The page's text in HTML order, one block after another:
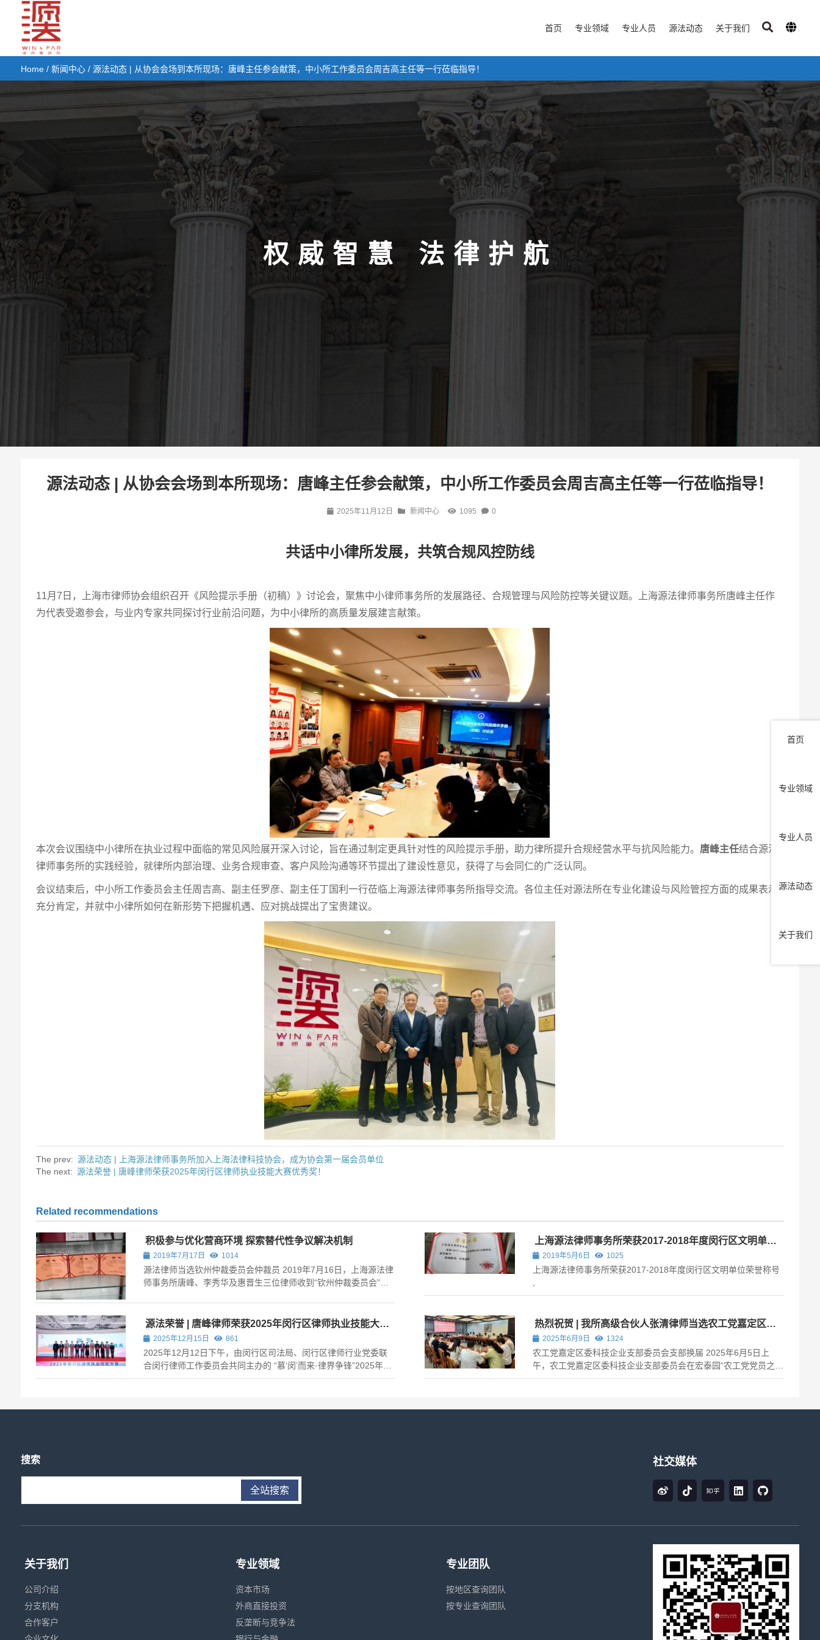
首页 专业领域 专业人员 源法动态 关于我们
Home/ 新闻中心/ 源法动态 | 从协会会场到本所现场：唐峰主任参会献策，中小所工作委员会周吉高主任等一行莅临指导！
权威智慧 法律护航
源法动态 | 从协会会场到本所现场：唐峰主任参会献策，中小所工作委员会周吉高主任等一行莅临指导！
2025年11月12日 新闻中心 1095 0
共话中小律所发展，共筑合规风控防线
11月7日，上海市律师协会组织召开《风险提示手册（初稿）》讨论会，聚焦中小律师事务所的发展路径、合规管理与风险防控等关键议题。上海源法律师事务所唐峰主任作
为代表受邀参会，与业内专家共同探讨行业前沿问题，为中小律所的高质量发展建言献策。
本次会议围绕中小律所在执业过程中面临的常见风险展开深入讨论，旨在通过制定更具针对性的风险提示手册，助力律所提升合规经营水平与抗风险能力。 唐峰主任结合源法
律师事务所的实践经验，就律所内部治理、业务合规审查、客户风险沟通等环节提出了建设性意见，获得了与会同仁的广泛认同。
会议结束后，中小所工作委员会主任周吉高、副主任罗彦、副主任丁国利一行莅临上海源法律师事务所指导交流。各位主任对源法所在专业化建设与风险管控方面的成果表示
充分肯定，并就中小律所如何在新形势下把握机遇、应对挑战提出了宝贵建议。
The prev: 源法动态 | 上海源法律师事务所加入上海法律科技协会，成为协会第一届会员单位
The next: 源法荣誉 | 唐峰律师荣获2025年闵行区律师执业技能大赛优秀奖！
Related recommendations
积极参与优化营商环境 探索替代性争议解决机制
2019年7月17日 1014
源法律师当选钦州仲裁委员会仲裁员 2019年7月16日，上海源法律
师事务所唐峰、李秀华及惠晋生三位律师收到“钦州仲裁委员会”的
记...
上海源法律师事务所荣获2017-2018年度闵行区文明单位
荣誉称号
2019年5月6日 1025
上海源法律师事务所荣获2017-2018年度闵行区文明单位荣誉称号
源法荣誉 | 唐峰律师荣获2025年闵行区律师执业技能大赛
优秀奖！
2025年12月15日 861
2025年12月12日下午，由闵行区司法局、闵行区律师行业党委联
合闵行律师工作委员会共同主办的 “慕‘闵’而来·律界争锋”2025年闵
行区律师执业技能大赛圆满落幕。 源法律所唐峰律师凭借扎实的专
热烈祝贺 | 我所高级合伙人张清律师当选农工党嘉定区委
科技企业支部委员会委员
2025年6月9日 1324
农工党嘉定区委科技企业支部委员会支部换届 2025年6月5日上
午，农工党嘉定区委科技企业支部委员会在宏泰园“农工党党员之
家”召开第二次党员大会。农...
搜索
全站搜索
社交媒体
关于我们
公司介绍
分支机构
合作客户
专业领域
资本市场
外商直接投资
反垄断与竞争法
专业团队
按地区查询团队
按专业查询团队
首页
专业领域
专业人员
源法动态
关于我们